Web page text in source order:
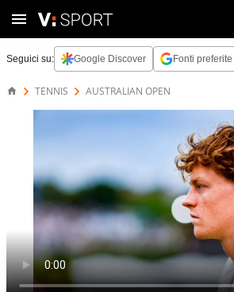
Seguici su: Google Discover Fonti preferite
TENNIS AUSTRALIAN OPEN